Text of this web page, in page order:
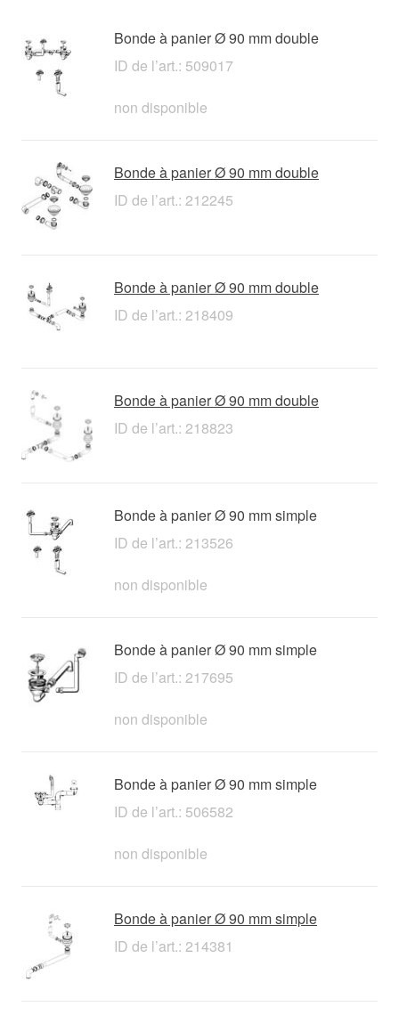
Bonde à panier Ø 90 mm double
ID de l’art.: 509017
non disponible
Bonde à panier Ø 90 mm double
ID de l’art.: 212245
Bonde à panier Ø 90 mm double
ID de l’art.: 218409
Bonde à panier Ø 90 mm double
ID de l’art.: 218823
Bonde à panier Ø 90 mm simple
ID de l’art.: 213526
non disponible
Bonde à panier Ø 90 mm simple
ID de l’art.: 217695
non disponible
Bonde à panier Ø 90 mm simple
ID de l’art.: 506582
non disponible
Bonde à panier Ø 90 mm simple
ID de l’art.: 214381